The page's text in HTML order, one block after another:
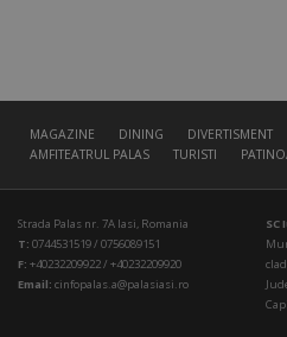
MAGAZINE DINING DIVERTISMENT
AMFITEATRUL PALAS
TURISTI
Strada Palas nr. 7A Iasi, Romania
T: 0744531519 / 0756089151
F: +40232209922 / +40232209920
Email: cinfopalas.a@palasiasi.ro
SC